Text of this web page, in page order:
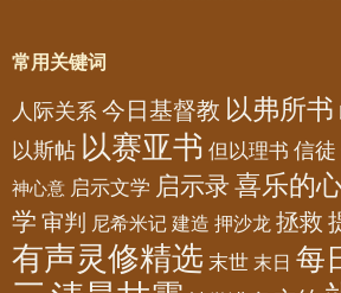
常用关键词
人际关系 今日基督教 以弗所书
以斯帖 以赛亚书 但以理书 信徒
神心意 启示文学 启示录 喜乐的
学 审判 尼希米记 建造 押沙龙 拯救
有声灵修精选 末世 末日 每